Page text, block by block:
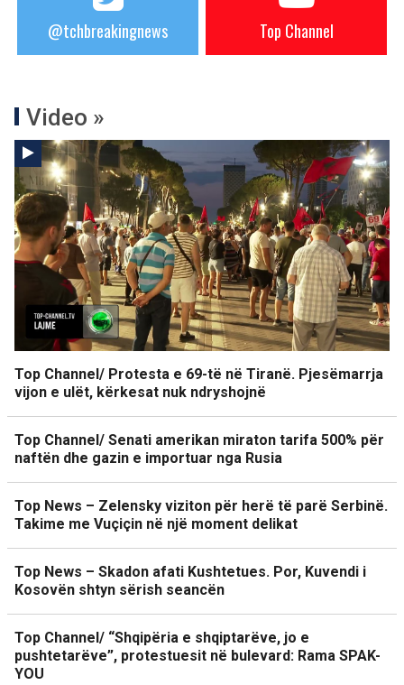
@tchbreakingnews Top Channel
Video »
Top Channel/ Protesta e 69-të në Tiranë. Pjesëmarrja
vijon e ulët, kërkesat nuk ndryshojnë
Top Channel/ Senati amerikan miraton tarifa 500% për
naftën dhe gazin e importuar nga Rusia
Top News – Zelensky viziton për herë të parë Serbinë.
Takime me Vuçiçin në një moment delikat
Top News – Skadon afati Kushtetues. Por, Kuvendi i
Kosovën shtyn sërish seancën
Top Channel/ “Shqipëria e shqiptarëve, jo e
pushtetarëve”, protestuesit në bulevard: Rama SPAK-
YOU